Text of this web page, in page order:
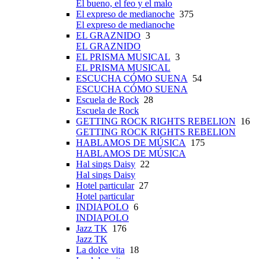
El bueno, el feo y el malo
El expreso de medianoche 375
El expreso de medianoche
EL GRAZNIDO 3
EL GRAZNIDO
EL PRISMA MUSICAL 3
EL PRISMA MUSICAL
ESCUCHA CÓMO SUENA
54
ESCUCHA CÓMO SUENA
Escuela de Rock 28
Escuela de Rock
GETTING ROCK RIGHTS REBELION 16
GETTING ROCK RIGHTS REBELION
HABLAMOS DE MÚSICA
175
HABLAMOS DE MÚSICA
Hal sings Daisy 22
Hal sings Daisy
Hotel particular27
Hotel particular
INDIAPOLO 6
INDIAPOLO
Jazz TK 176
Jazz TK
La dolce vita 18